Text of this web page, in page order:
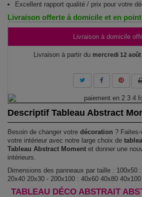
Excellent rapport qualité / prix pour votre
Livraison offerte à domicile et en
Livraison à domicile
Livraison à partir du mercredi 12 août
Descriptif Tableau Abstract
Besoin de changer votre décoration ?
votre intérieur avec notre large choix de
Tableau Abstract Moment et donner une
intérieurs.
Dimensions des panneaux par taille : 100x50
20x40 20x30 - 200x100 : 40x60 40x80
TABLEAU DÉCO ABSTRAIT